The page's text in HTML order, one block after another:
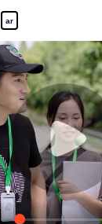
ar
لينغ بعد مع البيئة الجديدة